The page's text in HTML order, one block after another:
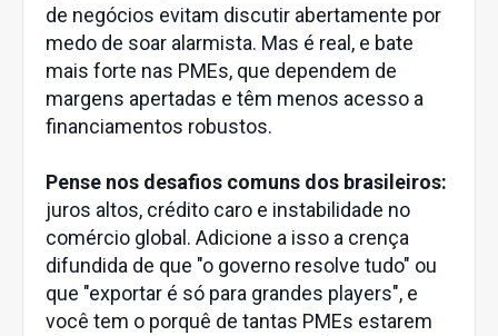
de negócios evitam discutir abertamente por
medo de soar alarmista. Mas é real, e bate
mais forte nas PMEs, que dependem de
margens apertadas e têm menos acesso a
financiamentos robustos.
Pense nos desafios comuns dos brasileiros:
juros altos, crédito caro e instabilidade no
comércio global. Adicione a isso a crença
difundida de que "o governo resolve tudo" ou
que "exportar é só para grandes players", e
você tem o porquê de tantas PMEs estarem